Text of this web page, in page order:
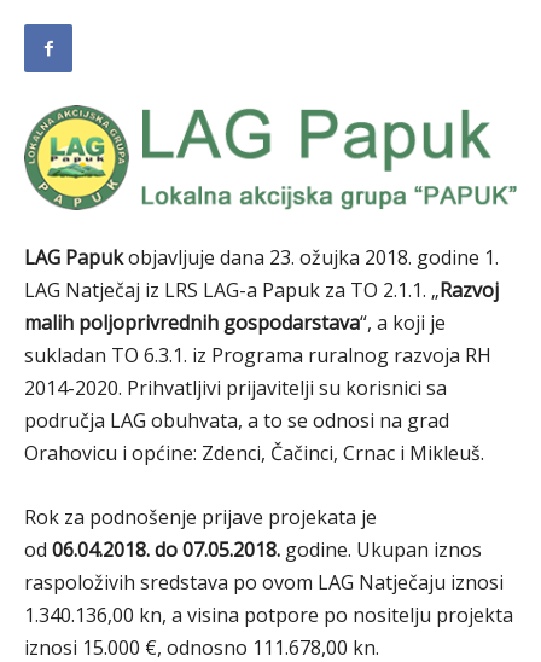
LAG Papukobjavljuje dana 23. ožujka 2018. godine 1.
LAG Natječaj iz LRS LAG-a Papuk za TO 2.1.1. „Razvoj
malih poljoprivrednih gospodarstava“, a koji je
sukladan TO 6.3.1. iz Programa ruralnog razvoja RH
2014-2020. Prihvatljivi prijavitelji su korisnici sa
područja LAG obuhvata, a to se odnosi na grad
Orahovicu i općine: Zdenci, Čačinci, Crnac i Mikleuš.
Rok za podnošenje prijave projekata je
od 06.04.2018. do 07.05.2018. godine. Ukupan iznos
raspoloživih sredstava po ovom LAG Natječaju iznosi
1.340.136,00 kn, a visina potpore po nositelju projekta
iznosi 15.000 €, odnosno 111.678,00 kn.